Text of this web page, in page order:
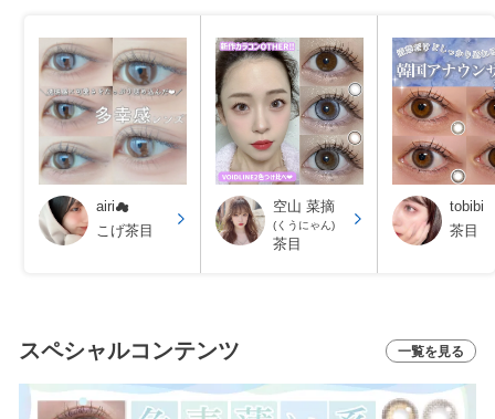
airi☁
こげ茶目
空山 菜摘
(くうにゃん)
茶目
tobibi
茶目
スペシャルコンテンツ 一覧を見る